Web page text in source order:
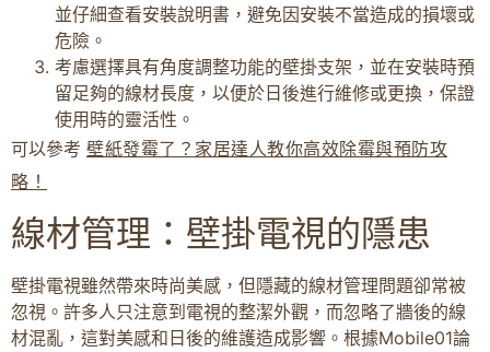
並仔細查看安裝說明書，避免因安裝不當造成的損壞或
危險。
考慮選擇具有角度調整功能的壁掛支架，並在安裝時預
留足夠的線材長度，以便於日後進行維修或更換，保證
使用時的靈活性。
可以參考 壁紙發霉了？家居達人教你高效除霉與預防攻
略！
線材管理：壁掛電視的隱患
壁掛電視雖然帶來時尚美感，但隱藏的線材管理問題卻常被
忽視。許多人只注意到電視的整潔外觀，而忽略了牆後的線
材混亂，這對美感和日後的維護造成影響。根據Mobile01論